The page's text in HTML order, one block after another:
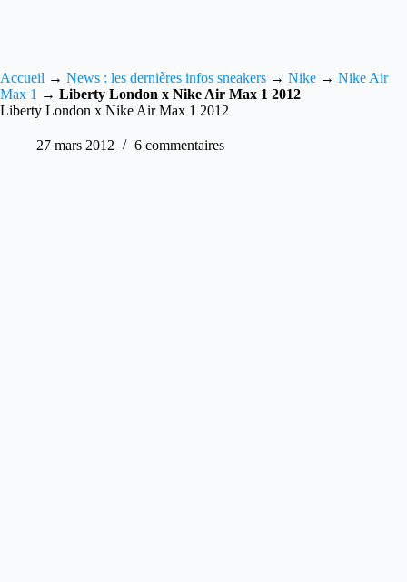
Accueil → News : les dernières infos sneakers → Nike → Nike Air
Max 1 → Liberty London x Nike Air Max 1 2012
Liberty London x Nike Air Max 1 2012
27 mars 2012 6 commentaires